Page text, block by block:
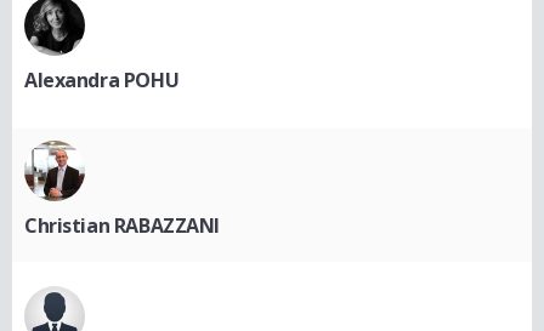
Alexandra POHU
Christian RABAZZANI